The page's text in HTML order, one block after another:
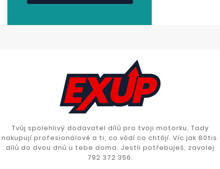
Tvůj spolehlivý dodavatel dílů pro tvoji motorku. Tady
nakupují profesionálové a ti, co vědí co chtějí. Víc jak 80tis.
dílů do dvou dnů u tebe doma. Jestli potřebuješ, zavolej
792 372 356.